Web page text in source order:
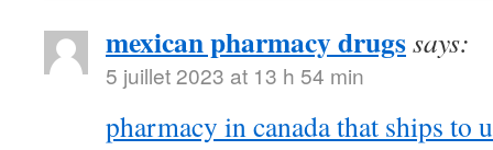
mexican pharmacy drugssays:
5 juillet 2023 at 13 h 54 min
pharmacy in canada that ships to